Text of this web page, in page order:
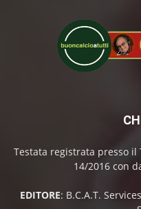
Testata registrata presso
14/2016 con
EDITORE: B.C.A.T.